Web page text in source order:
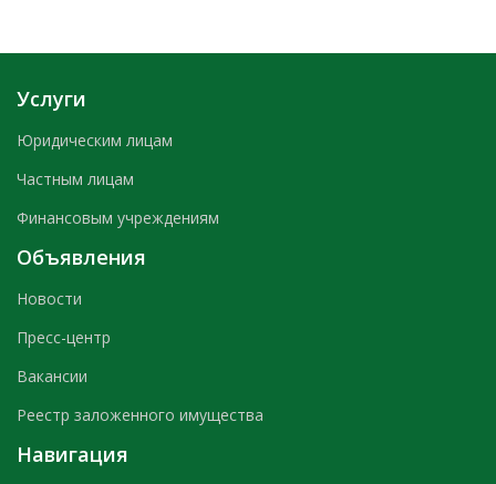
Услуги
Юридическим лицам
Частным лицам
Финансовым учреждениям
Объявления
Новости
Пресс-центр
Вакансии
Реестр заложенного имущества
Навигация